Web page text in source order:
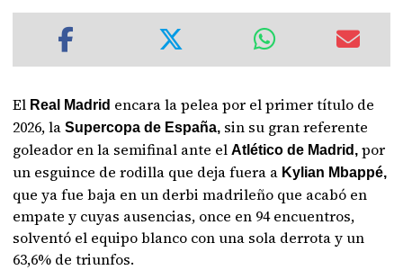
El Real Madrid encara la pelea por el primer título de
2026, laSupercopa de España, sin su gran referente
goleador en la semifinal ante elAtlético de Madrid,por
un esguince de rodilla que deja fuera a Kylian Mbappé,
que ya fue baja en un derbi madrileño que acabó en
empate y cuyas ausencias, once en 94 encuentros,
solventó el equipo blanco con una sola derrota y un
63,6% de triunfos.